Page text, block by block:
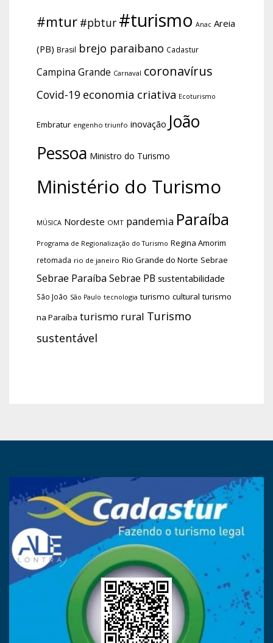
#mtur #pbtur #turismo Anac Areia
(PB) Brasil brejo paraibano Cadastur
Campina Grande Carnaval coronavírus
Covid-19 economia criativa Ecoturismo
Embratur engenho triunfo inovação João
Pessoa Ministro do Turismo
Ministério do Turismo
MÚSICA Nordeste OMT pandemia Paraíba
Programa de Regionalização do Turismo Regina Amorim
retomada rio de janeiro Rio Grande do Norte Sebrae
Sebrae Paraíba Sebrae PB sustentabilidade
São João São Paulo tecnologia turismo cultural turismo
na Paraíba turismo rural Turismo
sustentável